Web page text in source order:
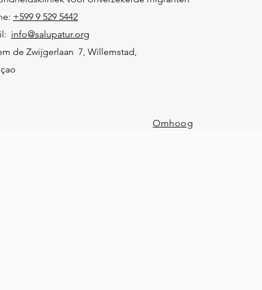
+599 9 529 5442
info@salupatur.org
de Zwijgerlaan 7, Willemstad,
Omhoog